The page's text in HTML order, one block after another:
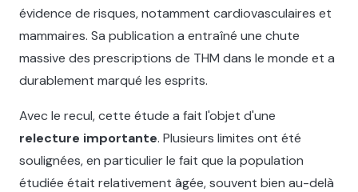
évidence de risques, notamment cardiovasculaires et
mammaires. Sa publication a entraîné une chute
massive des prescriptions de THM dans le monde et a
durablement marqué les esprits.
Avec le recul, cette étude a fait l'objet d'une
relecture importante. Plusieurs limites ont été
soulignées, en particulier le fait que la population
étudiée était relativement âgée, souvent bien au-delà